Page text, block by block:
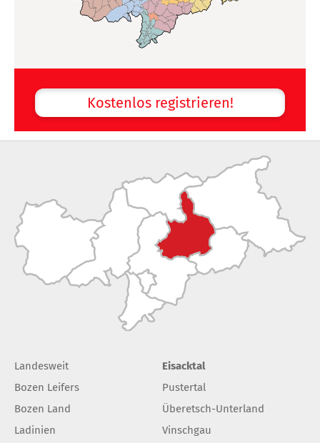
Kostenlos registrieren!
Landesweit
Bozen Leifers
Bozen Land
Ladinien
Eisacktal
Pustertal
Überetsch-Unterland
Vinschgau